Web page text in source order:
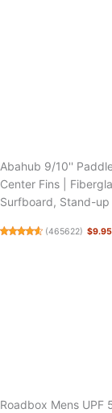
Abahub 9/10''
Center Fins |
Surfboard, Stand-
(465622) $9.95
Roadbox Mens UPF